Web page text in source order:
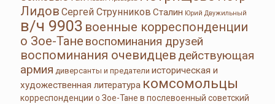
Лидов Сергей Струнников Сталин Юрий Двужильный
в/ч 9903 военные корреспонденции
о Зое-Тане воспоминания друзей
воспоминания очевидцев действующая
армия диверсанты и предатели историческая и
художественная литература комсомольцы
корреспонденции о Зое-Тане в послевоенный советский